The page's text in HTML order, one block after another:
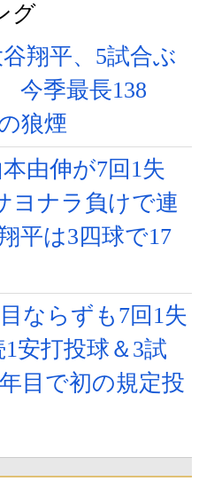
グ
翔平、5試合ぶ
今季最長138
狼煙
由伸が7回1失
ヨナラ負けで連
平は3四球で17
ならずも7回1失
安打投球＆3試
目で初の規定投